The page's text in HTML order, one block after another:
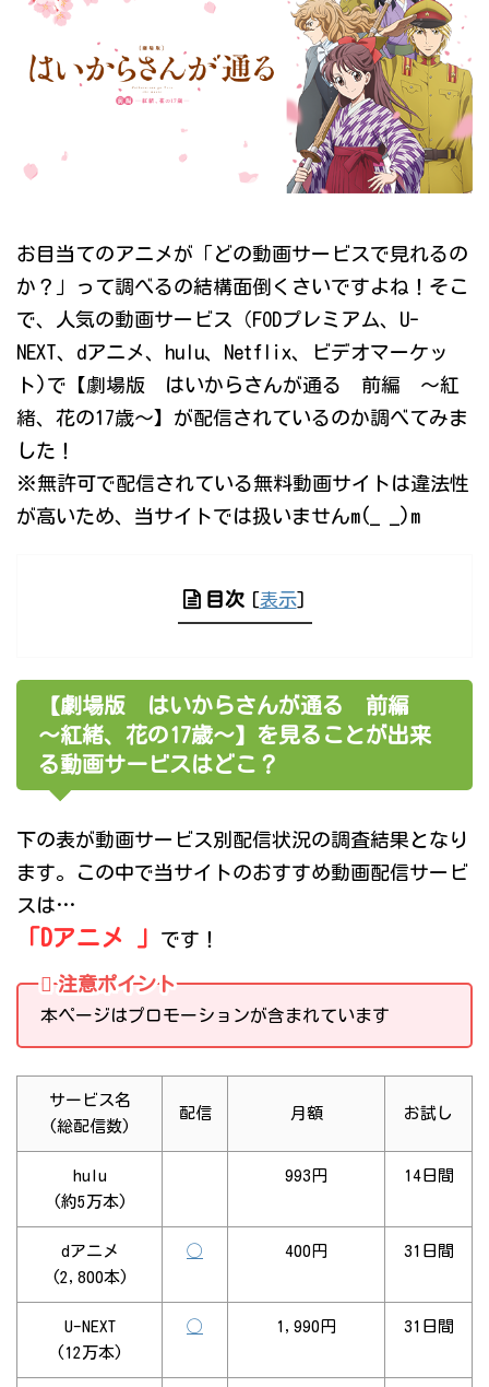
お目当てのアニメが「どの動画サービスで見れるの
か？」って調べるの結構面倒くさいですよね！そこ
で、人気の動画サービス（FODプレミアム、U-
NEXT、dアニメ、hulu、Netflix、ビデオマーケッ
ト)で【劇場版 はいからさんが通る 前編 ～紅
緒、花の17歳～】が配信されているのか調べてみま
した！
※無許可で配信されている無料動画サイトは違法性
が高いため、当サイトでは扱いませんm(_ _)m
目次 [表示]
【劇場版 はいからさんが通る 前編
～紅緒、花の17歳～】を見ることが出来
る動画サービスはどこ？
下の表が動画サービス別配信状況の調査結果となり
ます。この中で当サイトのおすすめ動画配信サービ
スは…
「Dアニメ 」 です！
注意ポイント
本ページはプロモーションが含まれています
サービス名
(総配信数)
配信 月額 お試し
hulu
(約5万本)
993円 14日間
dアニメ
(2,800本)
◯ 400円 31日間
U-NEXT
(12万本)
◯ 1,990円 31日間